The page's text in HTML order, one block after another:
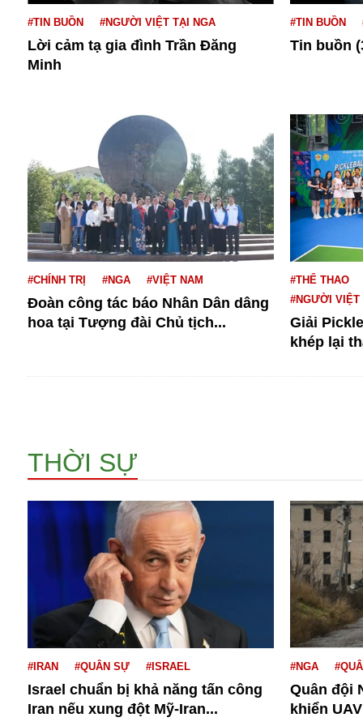
Buôn bán ở Nga
Bộ Quốc phòng
Blockchain
Bộ Ngoại giao
Bình Dương
Biển Đen
Boeing
Biến chủng
Baikal
Chính trị
Công nghệ
Chuyện lạ
Cuộc sống quanh ta
Chiến tranh thương mại
Chi hội phụ nữ TTTM Mátxcơva
Chính trị Nga
Cảnh sát
Cấm bay
Cao tốc
Canada
#TIN BUỒN #NGƯỜI VIỆT TẠI NGA
Lời cảm tạ gia đình Trần Đăng
Minh
#TIN BUỒN
Tin buồn
#CHÍNH TRỊ #NGA #VIỆT NAM
Đoàn công tác báo Nhân Dân dâng
hoa tại Tượng đài Chủ tịch...
#THỂ THAO
#NGƯỜI VIỆT
Giải
khép lại
THỜI SỰ
#IRAN #QUÂN SỰ #ISRAEL
Israel chuẩn bị khả năng tấn công
Iran nếu xung đột Mỹ-Iran...
#NGA
Quân đội
khiển